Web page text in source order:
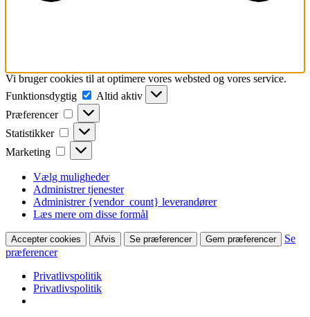
Vi bruger cookies til at optimere vores websted og vores service.
Funktionsdygtig
Funktionsdygtig
Altid aktiv
Præferencer
Præferencer
Statistikker Statistikker
Marketing Marketing
Vælg muligheder
Administrer tjenester
Administrer {vendor_count} leverandører
Læs mere om disse formål
Accepter cookies Afvis Se præferencer Gem præferencer
Se
præferencer
Privatlivspolitik
Privatlivspolitik